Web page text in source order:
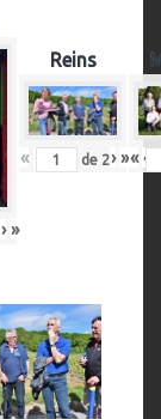
› »
Reins
« ‹ de 2› »« ‹